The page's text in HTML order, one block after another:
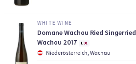
WHITE WINE
Domane Wachau Ried
Wachau 2017
Niederösterreich, Wachau